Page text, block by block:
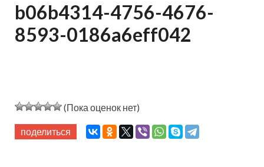
b06b4314-4756-4676-
8593-0186a6eff042
(Пока оценок нет)
поделиться